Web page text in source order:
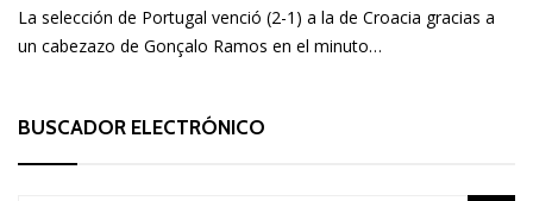
La selección de Portugal venció (2-1) a la de Croacia gracias a
un cabezazo de Gonçalo Ramos en el minuto…
BUSCADOR ELECTRÓNICO